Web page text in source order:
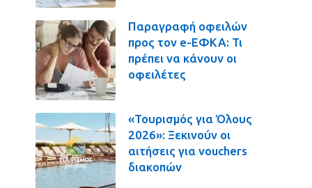
Παραγραφή οφειλών
προς τον e-ΕΦΚΑ: Τι
πρέπει να κάνουν οι
οφειλέτες
«Τουρισμός για Όλους
2026»: Ξεκινούν οι
αιτήσεις για vouchers
διακοπών